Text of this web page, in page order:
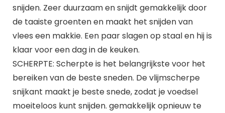
snijden. Zeer duurzaam en snijdt gemakkelijk door
de taaiste groenten en maakt het snijden van
vlees een makkie. Een paar slagen op staal en hij is
klaar voor een dag in de keuken.
SCHERPTE: Scherpte is het belangrijkste voor het
bereiken van de beste sneden. De vlijmscherpe
snijkant maakt je beste snede, zodat je voedsel
moeiteloos kunt snijden. gemakkelijk opnieuw te